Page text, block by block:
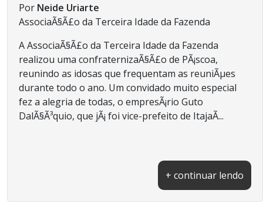
Por Neide Uriarte
AssociaÃ§Ã£o da Terceira Idade da Fazenda
A AssociaÃ§Ã£o da Terceira Idade da Fazenda
realizou uma confraternizaÃ§Ã£o de PÃ¡scoa,
reunindo as idosas que frequentam as reuniÃµes
durante todo o ano. Um convidado muito especial
fez a alegria de todas, o empresÃ¡rio Guto
DalÃ§Ã³quio, que jÃ¡ foi vice-prefeito de ItajaÃ­...
+ continuar lendo